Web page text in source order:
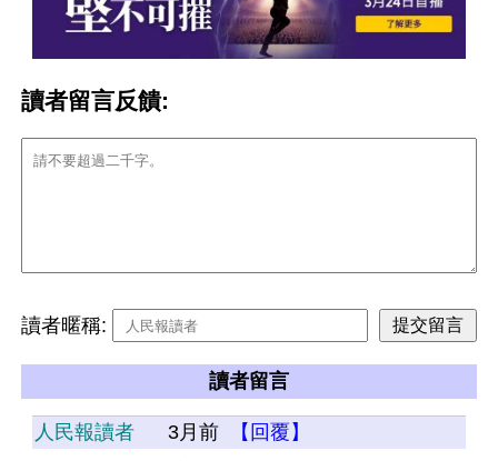
讀者留言反饋:
讀者暱稱:
讀者留言
人民報讀者 3月前
【回覆】